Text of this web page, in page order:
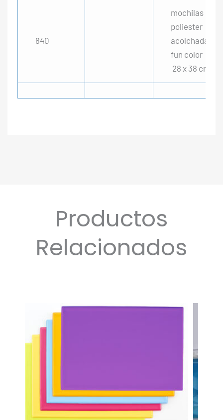
840
mochilas
poliester
acolchada
fun color
28 x 38 cm
Productos
Relacionados